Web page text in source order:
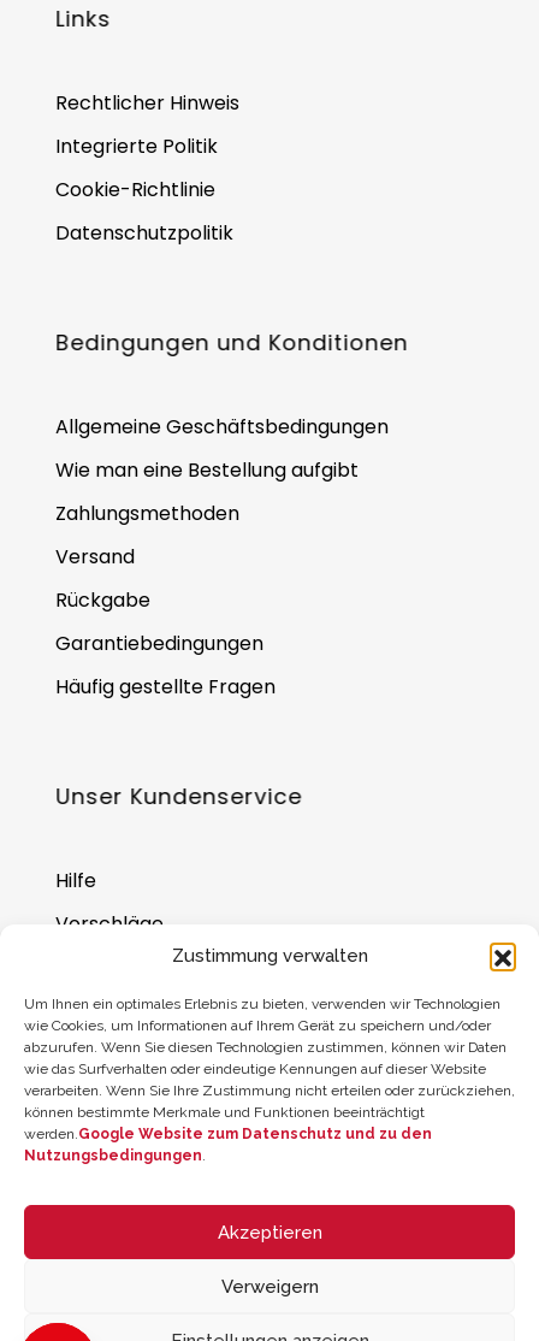
Zustimmung verwalten
Um Ihnen ein optimales Erlebnis zu bieten, verwenden wir Technologien
wie Cookies, um Informationen auf Ihrem Gerät zu speichern und/oder
abzurufen. Wenn Sie diesen Technologien zustimmen, können wir Daten
wie das Surfverhalten oder eindeutige Kennungen auf dieser Website
verarbeiten. Wenn Sie Ihre Zustimmung nicht erteilen oder zurückziehen,
können bestimmte Merkmale und Funktionen beeinträchtigt
werden.Google Website zum Datenschutz und zu den
Nutzungsbedingungen.
Akzeptieren
Verweigern
Links
Rechtlicher Hinweis
Integrierte Politik
Cookie-Richtlinie
Datenschutzpolitik
Bedingungen und Konditionen
Allgemeine Geschäftsbedingungen
Wie man eine Bestellung aufgibt
Zahlungsmethoden
Versand
Rückgabe
Garantiebedingungen
Häufig gestellte Fragen
Unser Kundenservice
Hilfe
Vorschläge
Wo Sie uns finden
Saldo der Geschenkkarte
© 2026 ZYCLE OFFICIAL | The Latest Technology for your Workouts
All rights reserved